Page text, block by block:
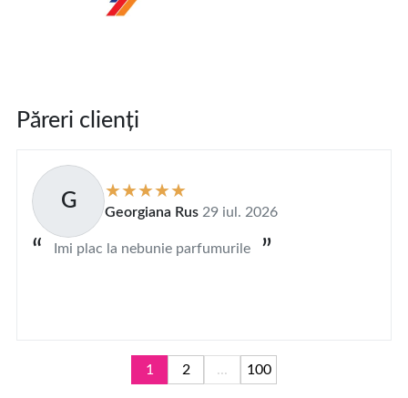
Păreri clienți
G Georgiana Rus 29 iul. 2026
Imi plac la nebunie parfumurile
1 2 ... 100